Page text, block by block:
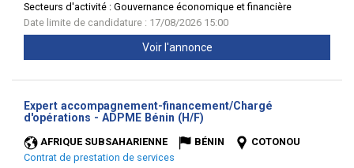
Secteurs d'activité : Gouvernance économique et financière
Date limite de candidature : 17/08/2026 15:00
Voir l'annonce
Expert accompagnement-financement/Chargé
d'opérations - ADPME Bénin (H/F)
AFRIQUE SUBSAHARIENNE BÉNIN
COTONOU
Contrat de prestation de services